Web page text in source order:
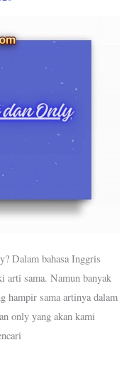
Dalam bahasa Inggris
arti sama. Namun banyak
hampir sama artinya dalam
only yang akan kami